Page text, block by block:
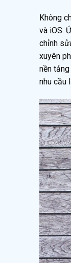
Không
và iOS.
chỉnh
xuyên
nền
nhu cầu